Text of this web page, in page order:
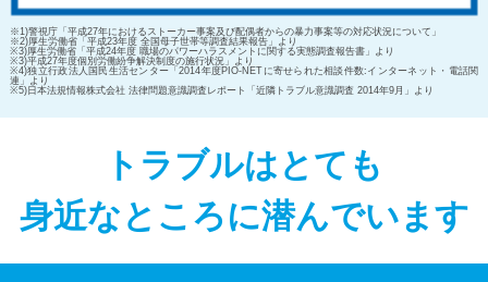
※1)警視庁「平成27年におけるストーカー事案及び配偶者からの暴力事案等の対応状況について」
※2)厚生労働省「平成23年度 全国母子世帯等調査結果報告」より
※3)厚生労働省「平成24年度 職場のパワーハラスメントに関する実態調査報告書」より
※3)平成27年度個別労働紛争解決制度の施行状況」より
※4)独立行政法人国民生活センター「2014年度PIO-NETに寄せられた相談件数:インターネット・電話関
連」より
※5)日本法規情報株式会社 法律問題意識調査レポート「近隣トラブル意識調査 2014年9月」より
トラブルはとても
身近なところに潜んでいます